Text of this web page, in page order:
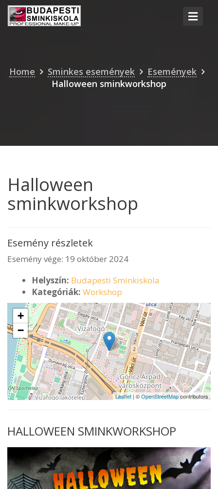
Home Sminkes események
Események
Halloween sminkworkshop
Halloween
sminkworkshop
Esemény részletek
Esemény vége: 19 október 2024
Helyszín: Budapesti Sminkiskola
Kategóriák: Workshop
+
−
Leaflet | ©OpenStreetMapcontributors
HALLOWEEN SMINKWORKSHOP